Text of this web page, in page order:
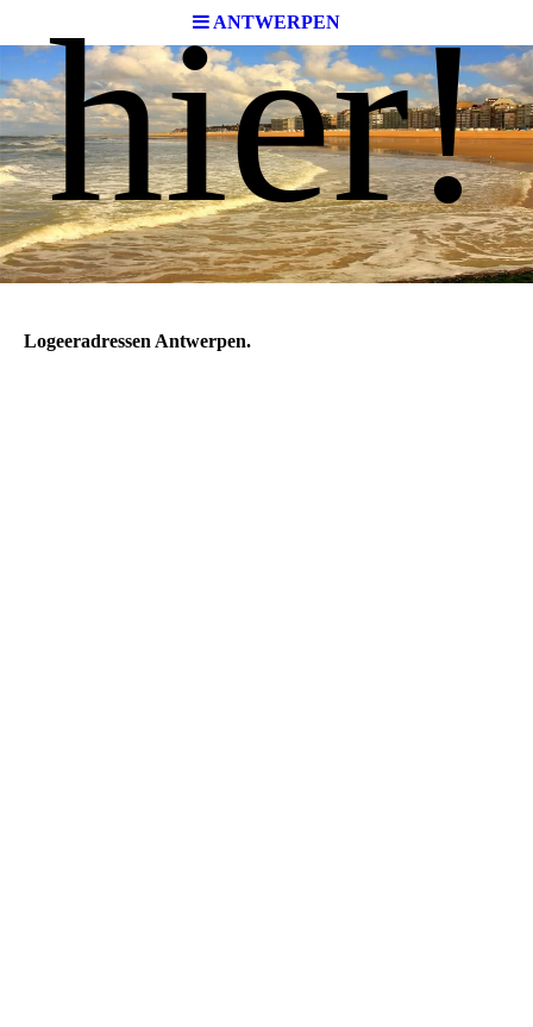
ANTWERPEN
hier!
Logeeradressen Antwerpen.